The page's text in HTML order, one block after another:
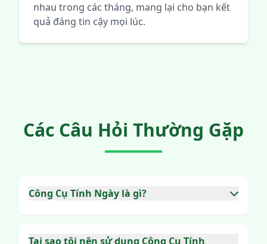
nhau trong các tháng, mang lại cho bạn kết
quả đáng tin cậy mọi lúc.
Các Câu Hỏi Thường Gặp
Công Cụ Tính Ngày là gì?
Công Cụ Tính Ngày là một công cụ trực tuyến
cộng hoặc trừ năm, tháng, tuần hoặc ngày từ
Tại sao tôi nên sử dụng Công Cụ Tính